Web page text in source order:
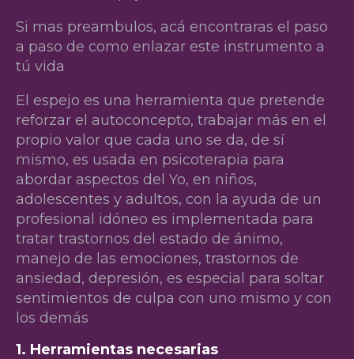
Si mas preambulos, acá encontraras el paso
a paso de como enlazar este instrumento a
tú vida
El espejo es una herramienta que pretende
reforzar el autoconcepto, trabajar más en el
propio valor que cada uno se da, de sí
mismo, es usada en psicoterapia para
abordar aspectos del Yo, en niños,
adolescentes y adultos, con la ayuda de un
profesional idóneo es implementada para
tratar trastornos del estado de ánimo,
manejo de las emociones, trastornos de
ansiedad, depresión, es especial para soltar
sentimientos de culpa con uno mismo y con
los demás
1. Herramientas necesarias